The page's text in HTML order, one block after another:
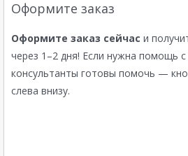
Оформите заказ
Оформите заказ сейчас и
через 1–2 дня! Если нужна помощь
консультанты готовы помочь —
слева внизу.